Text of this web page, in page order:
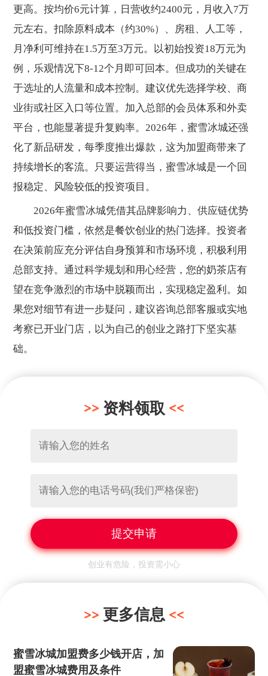
更高。按均价6元计算，日营收约2400元，月收入7万
元左右。扣除原料成本（约30%）、房租、人工等，
月净利可维持在1.5万至3万元。以初始投资18万元为
例，乐观情况下8-12个月即可回本。但成功的关键在
于选址的人流量和成本控制。建议优先选择学校、商
业街或社区入口等位置。加入总部的会员体系和外卖
平台，也能显著提升复购率。2026年，蜜雪冰城还强
化了新品研发，每季度推出爆款，这为加盟商带来了
持续增长的客流。只要运营得当，蜜雪冰城是一个回
报稳定、风险较低的投资项目。
2026年蜜雪冰城凭借其品牌影响力、供应链优势
和低投资门槛，依然是餐饮创业的热门选择。投资者
在决策前应充分评估自身预算和市场环境，积极利用
总部支持。通过科学规划和用心经营，您的奶茶店有
望在竞争激烈的市场中脱颖而出，实现稳定盈利。如
果您对细节有进一步疑问，建议咨询总部客服或实地
考察已开业门店，以为自己的创业之路打下坚实基
础。
资料领取
创业有危险，投资需小心
更多信息
蜜雪冰城加盟费多少钱开店，加
盟蜜雪冰城费用及条件